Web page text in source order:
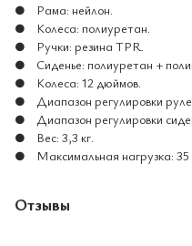
● Рама: нейлон.
● Колеса: полиуретан.
● Ручки: резина TPR.
● Сиденье: полиуретан +
● Колеса: 12 дюймов.
● Диапазон регулировки
● Диапазон регулировки
● Вес: 3,3 кг.
● Максимальная нагрузка: 35
Отзывы